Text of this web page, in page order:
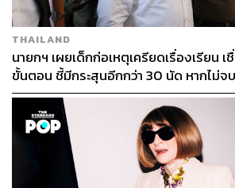
THAILAND
นายกฯ เผยเด็กก่อเหตุเครียดเรื่องเรียน เ
ขั้นตอน ชี้มีกระสุนอีกกว่า 30 นัด หากไม่จ
สูญเสียเพิ่ม